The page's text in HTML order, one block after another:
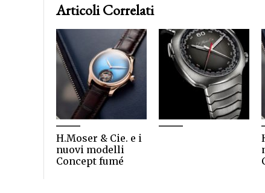
Articoli Correlati
H.Moser & Cie. e i
nuovi modelli
Concept fumé